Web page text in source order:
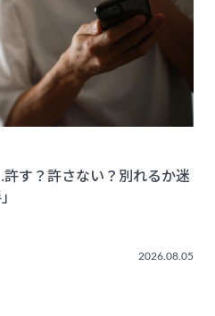
す？許さない？別れるか迷
2026.08.05